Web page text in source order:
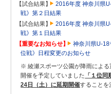
【試合結果】
2016年度 神奈川県
戦》第２日結果
【試合結果】
2016年度 神奈川県
戦》第１日結果
【重要なお知らせ】
神奈川県U-
位戦》日程変更のお知らせ
※ 綾瀬スポーツ公園が降雨によ
開催を予定していました 「１位
24日（土）に延期開催することを